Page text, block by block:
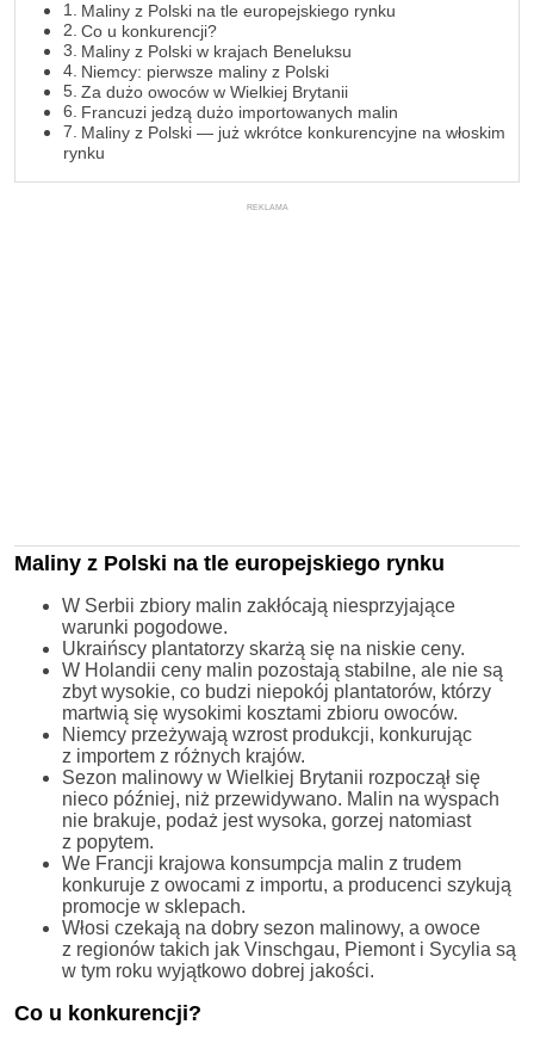
Maliny z Polski na tle europejskiego rynku
Co u konkurencji?
Maliny z Polski w krajach Beneluksu
Niemcy: pierwsze maliny z Polski
Za dużo owoców w Wielkiej Brytanii
Francuzi jedzą dużo importowanych malin
Maliny z Polski — już wkrótce konkurencyjne na włoskim
rynku
REKLAMA
Maliny z Polski na tle europejskiego rynku
W Serbii zbiory malin zakłócają niesprzyjające
warunki pogodowe.
Ukraińscy plantatorzy skarżą się na niskie ceny.
W Holandii ceny malin pozostają stabilne, ale nie są
zbyt wysokie, co budzi niepokój plantatorów, którzy
martwią się wysokimi kosztami zbioru owoców.
Niemcy przeżywają wzrost produkcji, konkurując
z importem z różnych krajów.
Sezon malinowy w Wielkiej Brytanii rozpoczął się
nieco później, niż przewidywano. Malin na wyspach
nie brakuje, podaż jest wysoka, gorzej natomiast
z popytem.
We Francji krajowa konsumpcja malin z trudem
konkuruje z owocami z importu, a producenci szykują
promocje w sklepach.
Włosi czekają na dobry sezon malinowy, a owoce
z regionów takich jak Vinschgau, Piemont i Sycylia są
w tym roku wyjątkowo dobrej jakości.
Co u konkurencji?